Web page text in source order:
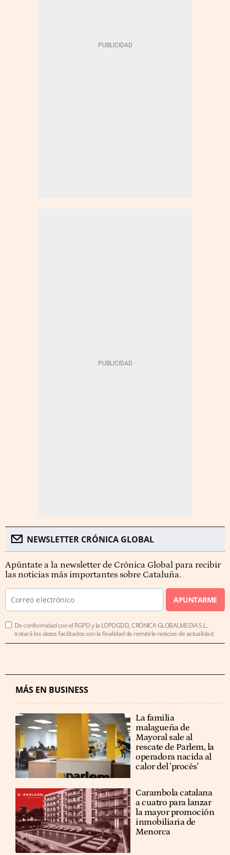
NEWSLETTER CRÓNICA GLOBAL
Apúntate a la newsletter de Crónica Global para recibir
las noticias más importantes sobre Cataluña.
APUNTARME
De conformidad con el RGPD y la LOPDGDD, CRÓNICA GLOBALMEDIA S.L.
tratará los datos facilitados con la finalidad de remitirle noticias de actualidad.
MÁS EN BUSINESS
La familia
malagueña de
Mayoral sale al
rescate de Parlem, la
operadora nacida al
calor del 'procés'
Carambola catalana
a cuatro para lanzar
la mayor promoción
inmobiliaria de
Menorca